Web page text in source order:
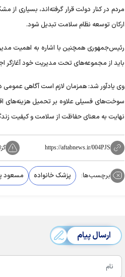
مردم در کنار دولت قرار گرفته‌اند، بسیاری
ارکان توسعه نظام سلامت تبدیل شود.
رئیس‌جمهوری همچنین با اشاره به اهمیت
باید از مجموعه‌های تحت مدیریت خود آغازگر
وی یادآور شد: همزمان لازم است آگاهی عمومی
سوخت‌های فسیلی علاوه بر تحمیل هزینه‌های
نهایت به معنای حفاظت از سلامت و کیفیت
https://aftabnews.ir/004PJS
برچسب‌ها: پزشک خانواده مسعود
ارسال پیام